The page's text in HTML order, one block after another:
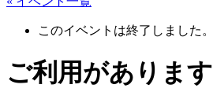
このイベントは終了しました。
ご利用があります